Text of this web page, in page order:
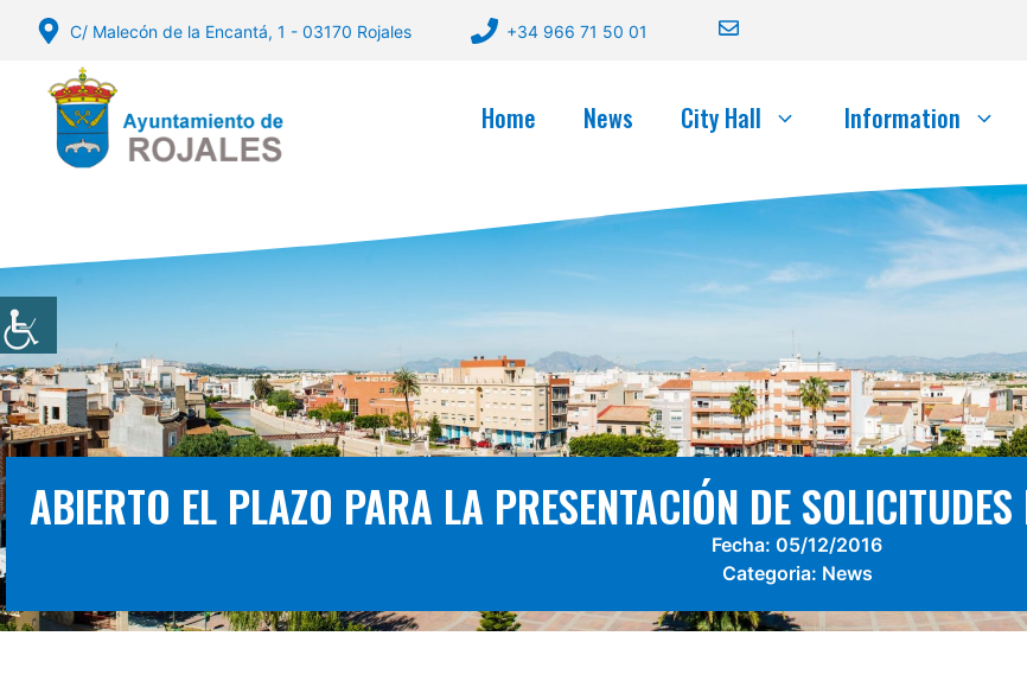
content
C/ Malecón de la Encantá, 1 - 03170 Rojales +34 966 71 50 01
Home News City Hall Information
ABIERTO EL PLAZO PARA LA PRESENTACIÓN DE
Fecha: 05/12/2016
Categoria: News